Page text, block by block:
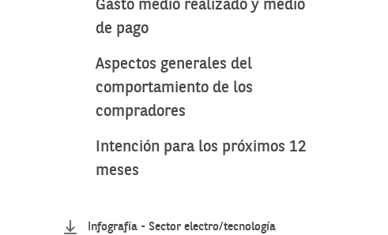
Gasto medio realizado y medio
de pago
Aspectos generales del
comportamiento de los
compradores
Intención para los próximos 12
meses
Infografía - Sector electro/tecnología